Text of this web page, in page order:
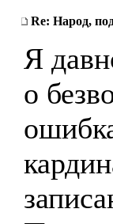
Re: Народ,
Я
о